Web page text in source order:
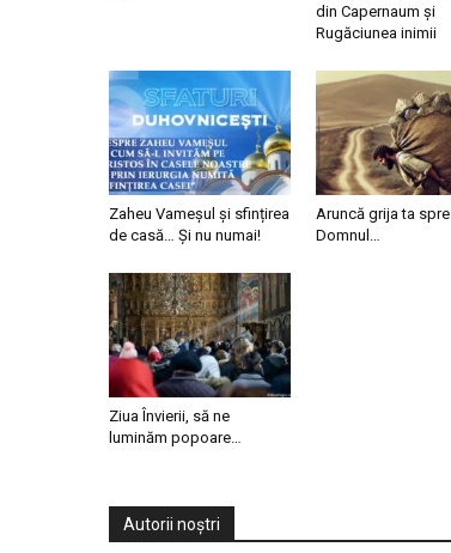
din Capernaum și
Rugăciunea inimii
Zaheu Vameșul și sfințirea
de casă… Și nu numai!
Aruncă grija ta spre
Domnul…
Ziua Învierii, să ne
luminăm popoare…
Autorii noștri